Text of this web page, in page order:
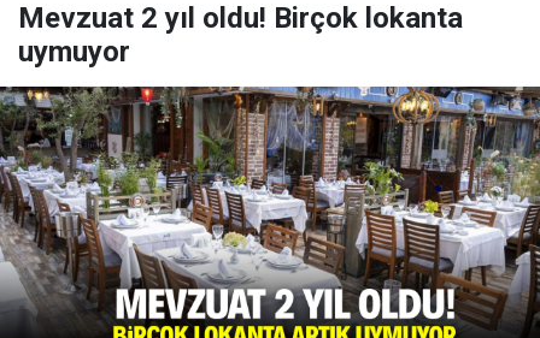
Mevzuat 2 yıl oldu! Birçok lokanta
uymuyor